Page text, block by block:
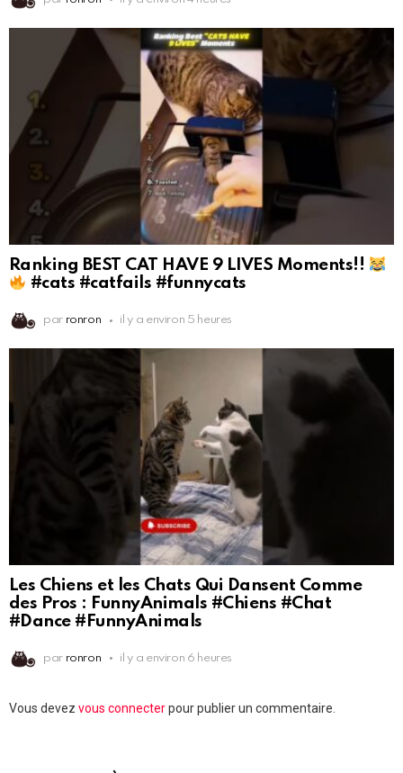
Ranking BEST CAT HAVE 9 LIVES Moments!!
#cats #catfails #funnycats
par ronron il y a environ 5 heures
Les Chiens et les Chats Qui Dansent Comme
des Pros : FunnyAnimals #Chiens #Chat
#Dance #FunnyAnimals
par ronron il y a environ 6 heures
Laisser
Vous devez vous connecterpour publier un commentaire.